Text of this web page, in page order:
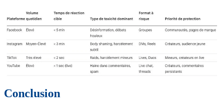
Conclusion